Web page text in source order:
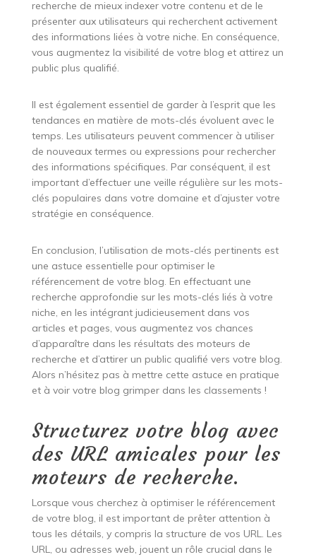
recherche de mieux indexer votre contenu et de le
présenter aux utilisateurs qui recherchent activement
des informations liées à votre niche. En conséquence,
vous augmentez la visibilité de votre blog et attirez un
public plus qualifié.
Il est également essentiel de garder à l’esprit que les
tendances en matière de mots-clés évoluent avec le
temps. Les utilisateurs peuvent commencer à utiliser
de nouveaux termes ou expressions pour rechercher
des informations spécifiques. Par conséquent, il est
important d’effectuer une veille régulière sur les mots-
clés populaires dans votre domaine et d’ajuster votre
stratégie en conséquence.
En conclusion, l’utilisation de mots-clés pertinents est
une astuce essentielle pour optimiser le
référencement de votre blog. En effectuant une
recherche approfondie sur les mots-clés liés à votre
niche, en les intégrant judicieusement dans vos
articles et pages, vous augmentez vos chances
d’apparaître dans les résultats des moteurs de
recherche et d’attirer un public qualifié vers votre blog.
Alors n’hésitez pas à mettre cette astuce en pratique
et à voir votre blog grimper dans les classements !
Structurez votre blog avec
des URL amicales pour les
moteurs de recherche.
Lorsque vous cherchez à optimiser le référencement
de votre blog, il est important de prêter attention à
tous les détails, y compris la structure de vos URL. Les
URL, ou adresses web, jouent un rôle crucial dans le